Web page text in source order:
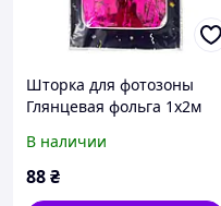
Шторка для фотозоны
Глянцевая фольга 1х2м
В наличии
88₴